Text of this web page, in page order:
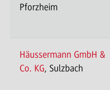
Pforzheim
Häussermann GmbH &
Co. KG, Sulzbach